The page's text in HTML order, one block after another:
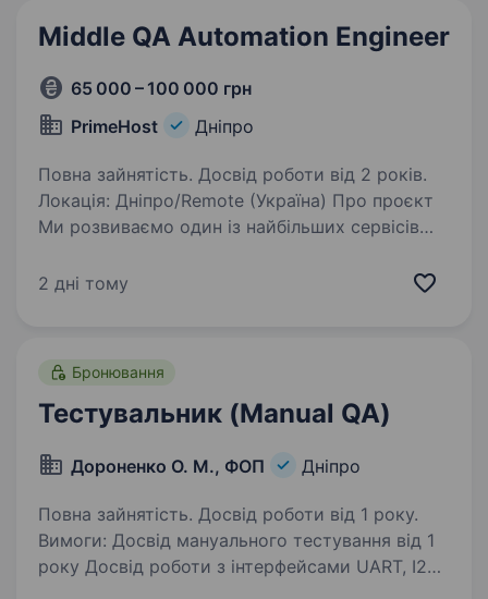
Middle QA Automation Engineer
65 000 – 100 000 грн
PrimeHost
Дніпро
Повна зайнятість. Досвід роботи від 2 років.
Локація: Дніпро/Remote (Україна) Про проєкт
Ми розвиваємо один із найбільших сервісів
стабільну роботу сотень тисяч доменів
2 дні тому
Бронювання
Тестувальник (Manual QA)
Дороненко О. М., ФОП Дніпро
Повна зайнятість. Досвід роботи від 1 року.
Вимоги: Досвід мануального тестування від 1
року Досвід роботи з інтерфейсами UART, I2C,